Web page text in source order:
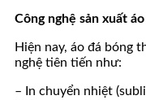
Công nghệ sản xuất
Hiện nay, áo đá bóng
nghệ tiên tiến như:
– In chuyển nhiệt